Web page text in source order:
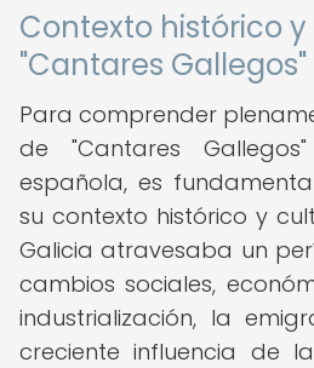
Contexto histórico
"Cantares Gallegos"
Para comprender
de "Cantares
española, es
su contexto histórico y
Galicia atravesaba un
cambios sociales,
industrialización, la
creciente influencia de